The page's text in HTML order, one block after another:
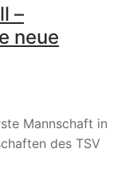
–
neue
Mannschaft in
des TSV